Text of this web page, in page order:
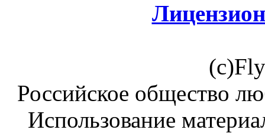
Российское общество
Использование